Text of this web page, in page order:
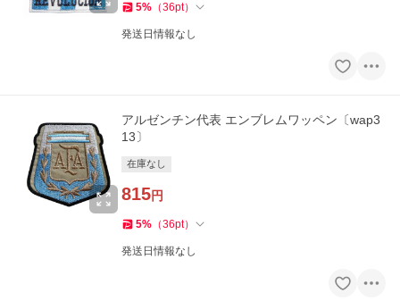
5% （36pt）
発送日情報なし
アルゼンチン代表 エンブレムワッペン〔wap3
13〕
在庫なし
815円
5% （36pt）
発送日情報なし